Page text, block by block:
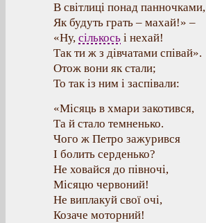
В світлиці понад панночками,
Як будуть грать – махай!» –
«Ну, сількось і нехай!
Так ти ж з дівчатами співай».
Отож вони як стали;
То так із ним і заспівали:
«Місяць в хмари закотився,
Та й стало темненько.
Чого ж Петро зажурився
І болить серденько?
Не ховайся до півночі,
Місяцю червоний!
Не виплакуй свої очі,
Козаче моторний!